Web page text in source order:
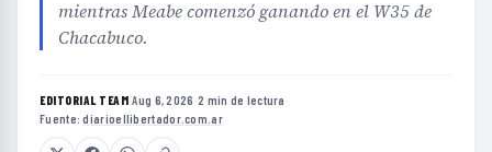
mientras Meabe comenzó ganando en el W35 de
Chacabuco.
EDITORIAL TEAM·Aug 6, 2026 ·2 min de lectura ·
Fuente:diarioellibertador.com.ar